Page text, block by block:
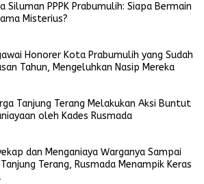
Siluman PPPK Prabumulih: Siapa Bermain
Misterius?
Honorer Kota Prabumulih yang Sudah
Tahun, Mengeluhkan Nasip Mereka
Tanjung Terang Melakukan Aksi Buntut
oleh Kades Rusmada
dan Menganiaya Warganya Sampai
Terang, Rusmada Menampik Keras